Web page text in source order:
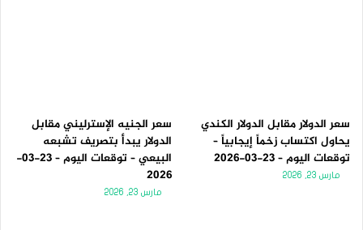
سعر الدولار مقابل الدولار الكندي
يحاول اكتساب زخماً إيجابياً –
توقعات اليوم – 23-03-2026
مارس 23, 2026
سعر الجنيه الإسترليني مقابل
الدولار يبدأ بتصريف تشبعه
البيعي – توقعات اليوم – 23-03-
2026
مارس 23, 2026